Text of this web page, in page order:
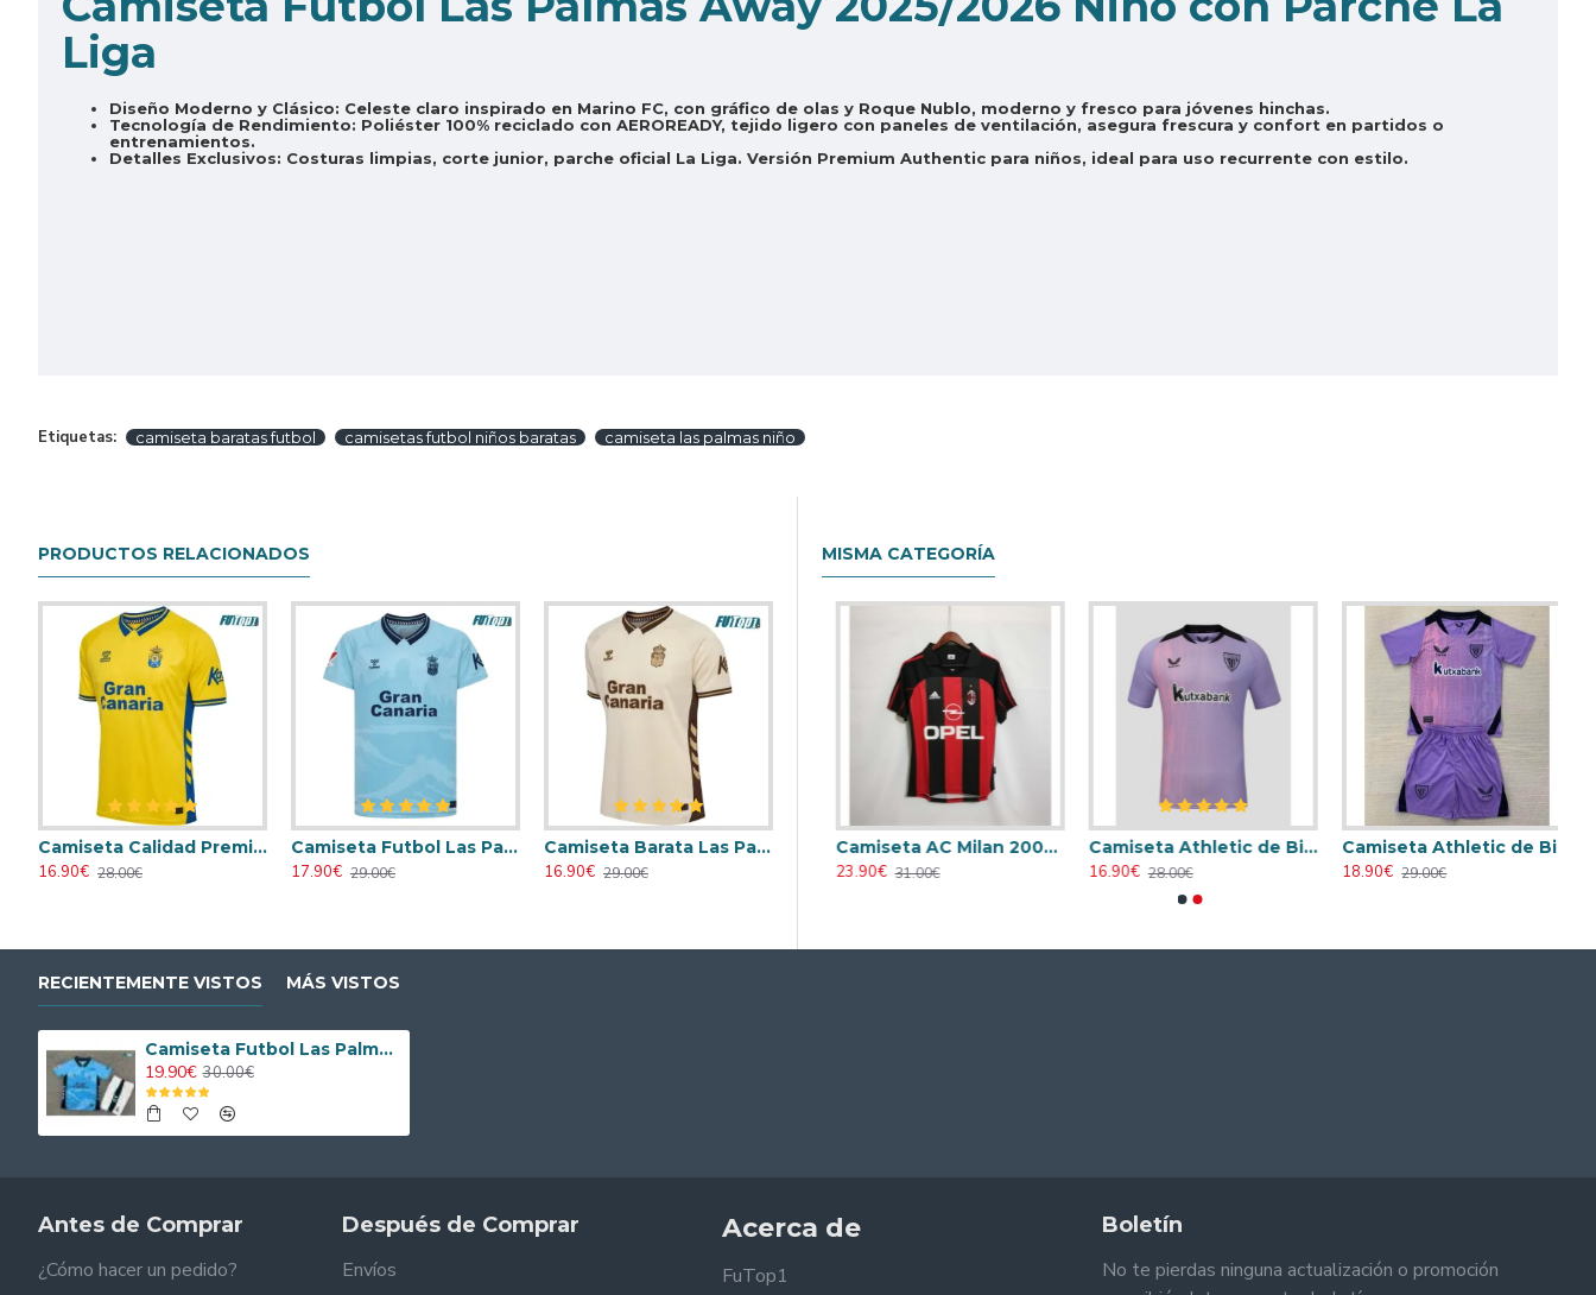
Liga
Diseño Moderno y Clásico: Celeste claro inspirado en Marino FC, con gráfico de olas y Roque Nublo, moderno y fresco para jóvenes hinchas.
Tecnología de Rendimiento: Poliéster 100% reciclado con AEROREADY, tejido ligero con paneles de ventilación, asegura frescura y confort en partidos o
entrenamientos.
Detalles Exclusivos: Costuras limpias, corte junior, parche oficial La Liga. Versión Premium Authentic para niños, ideal para uso recurrente con estilo.
Etiquetas: camiseta baratas futbol camisetas futbol niños baratas camiseta las palmas niño
PRODUCTOS RELACIONADOS
Camiseta Calidad Premium Las Palmas Home Primera Equipación 2025/26
16.90€ 28.00€
Camiseta Futbol Las Palmas Segunda Equipación 2025/26 con Parche La Liga
17.90€ 29.00€
Camiseta Barata Las Palmas Alternativo 2025/2026 con Parche La Liga
16.90€ 29.00€
MISMA CATEGORÍA
23.90€ 31.00€
23.90€ 31.00€
Camiseta AC Milan 2000/2001 Local Retro
23.90€ 31.00€
Camiseta Athletic de Bilbao 2024/2025 Alternativo
16.90€ 28.00€
Camiseta Athletic de Bilbao 2024/2025 Alternativo Niño Kit
18.90€ 29.00€
RECIENTEMENTE VISTOS MÁS VISTOS
Camiseta Futbol Las Palmas Away 2025/2026 Niño con Parche La Liga
19.90€ 30.00€
Antes de Comprar
¿Cómo hacer un pedido?
Después de Comprar
Envíos
Acerca de
FuTop1
Boletín
No te pierdas ninguna actualización o promoción